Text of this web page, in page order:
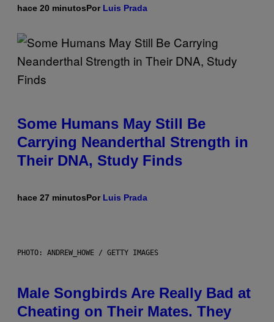
hace 20 minutosPor Luis Prada
Some Humans May Still Be
Carrying Neanderthal Strength in
Their DNA, Study Finds
hace 27 minutosPor Luis Prada
PHOTO: ANDREW_HOWE / GETTY IMAGES
Male Songbirds Are Really Bad at
Cheating on Their Mates. They